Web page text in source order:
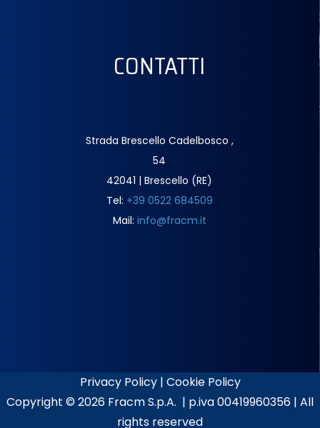
CONTATTI
Strada Brescello Cadelbosco ,
54
42041 | Brescello (RE)
Tel: +39 0522 684509
Mail: info@fracm.it
Privacy Policy| Cookie Policy
Copyright © 2026 Fracm S.p.A. | p.iva 00419960356 | All
rights reserved